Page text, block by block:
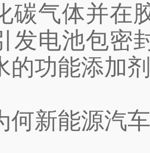
碳气体并在
发电池包
的功能添加
能源汽车